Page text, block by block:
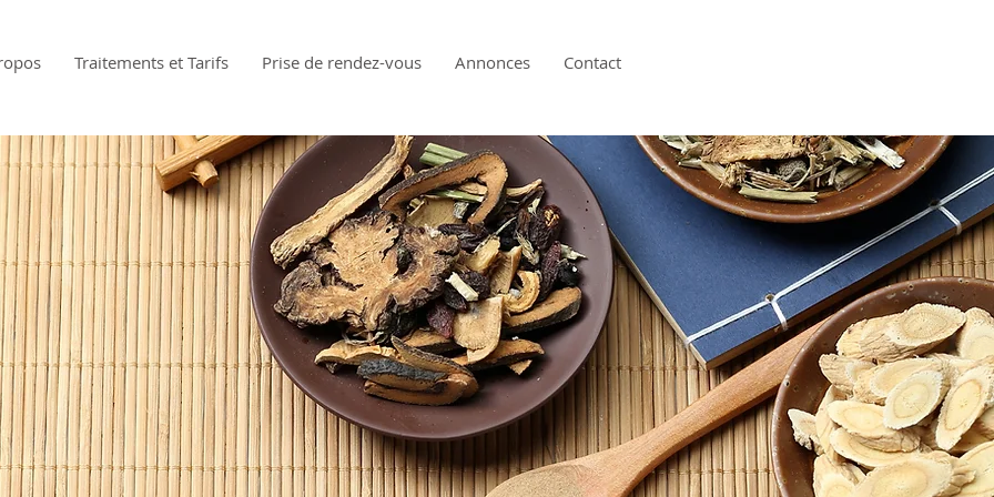
Traitements et Tarifs Prise de rendez-vous Annonces Contact